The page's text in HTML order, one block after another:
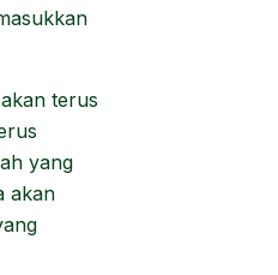
terus
yang
akan